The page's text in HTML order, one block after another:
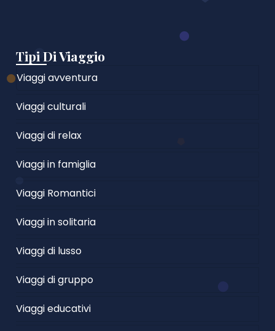
Tipi Di Viaggio
Viaggi avventura
Viaggi culturali
Viaggi di relax
Viaggi in famiglia
Viaggi Romantici
Viaggi in solitaria
Viaggi di lusso
Viaggi di gruppo
Viaggi educativi